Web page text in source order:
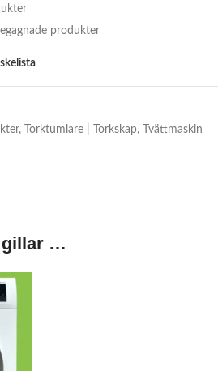
produkter
, Torktumlare | Torkskap,
Tvättmaskin
gillar …